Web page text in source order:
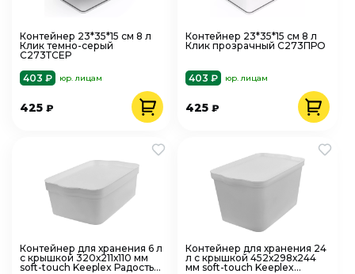
Контейнер 23*35*15 см 8 л
Клик темно-серый
С273ТСЕР
403 ₽
юр. лицам
425 ₽
Контейнер 23*35*15 см 8 л
Клик прозрачный С273ПРО
403 ₽ юр. лицам
425₽
Контейнер для хранения 6 л
с крышкой 320х211х110 мм
soft-touch Keeplex Радость
Контейнер для хранения 24
л с крышкой 452х298х244
мм soft-touch Keeplex